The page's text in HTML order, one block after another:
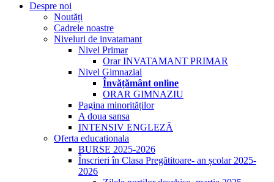
Despre noi
Noutăți
Cadrele noastre
Niveluri de invatamant
Nivel Primar
Orar INVATAMANT PRIMAR
Nivel Gimnazial
Învățământ online
ORAR GIMNAZIU
Pagina minorităților
A doua sansa
INTENSIV ENGLEZĂ
Oferta educationala
BURSE 2025-2026
Înscrieri în Clasa Pregătitoare- an școlar 2025-
2026